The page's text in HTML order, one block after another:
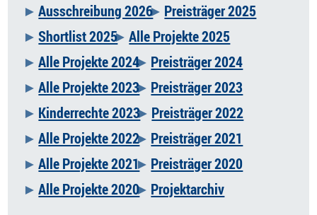
Navigation
überspringen
Ausschreibung 2026
Preisträger 2025
Shortlist 2025 Alle Projekte 2025
Alle Projekte 2024
Preisträger 2024
Alle Projekte 2023
Preisträger 2023
Kinderrechte 2023
Preisträger 2022
Alle Projekte 2022
Preisträger 2021
Alle Projekte 2021
Preisträger 2020
Alle Projekte 2020
Projektarchiv